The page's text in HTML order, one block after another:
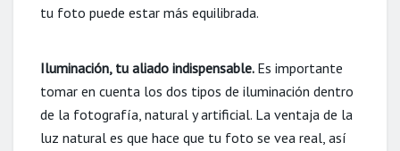
tu foto puede estar más equilibrada.
Iluminación, tu aliado indispensable. Es importante
tomar en cuenta los dos tipos de iluminación dentro
de la fotografía, natural y artificial. La ventaja de la
luz natural es que hace que tu foto se vea real, así